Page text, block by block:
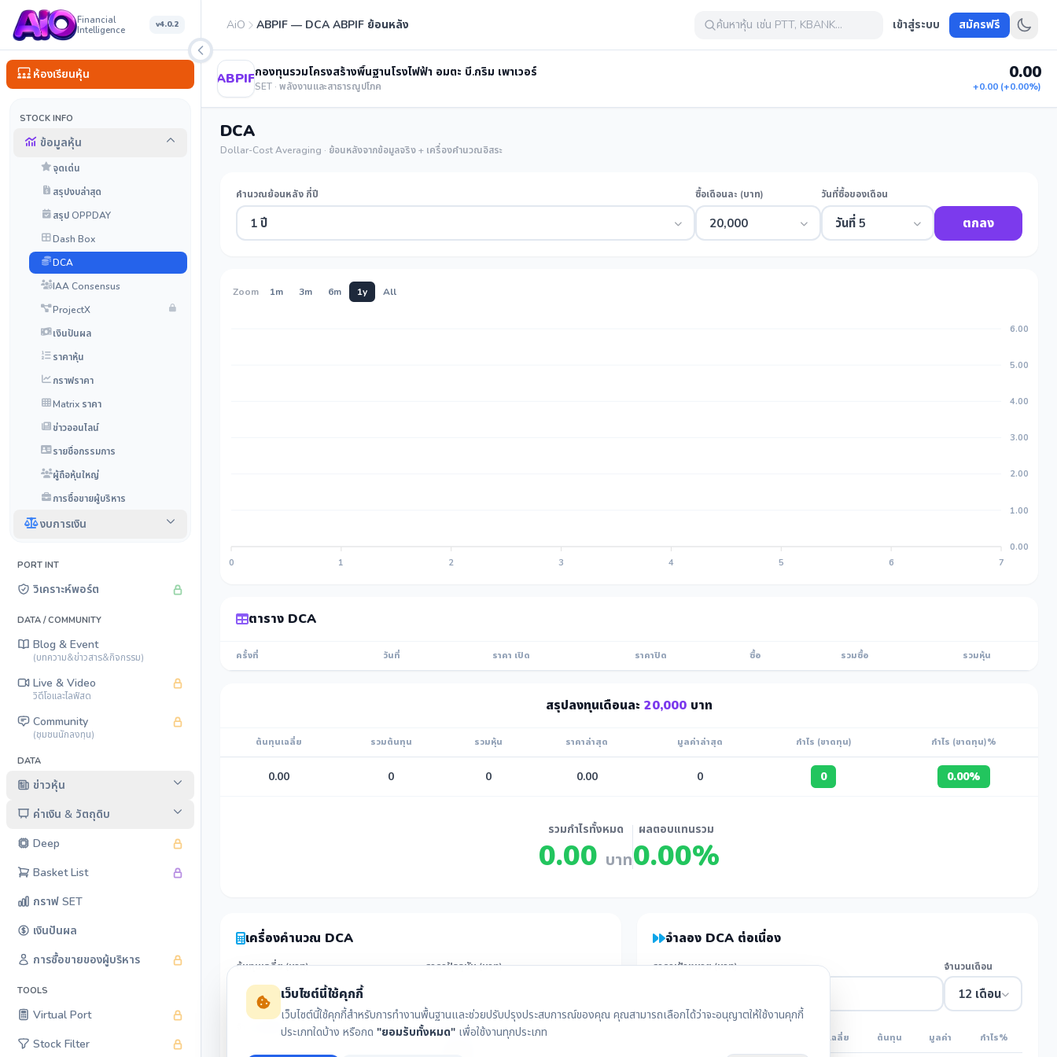
Financial
Intelligence
v4.0.2
ห้องเรียนหุ้น
STOCK INFO
ข้อมูลหุ้น
จุดเด่น
สรุปงบล่าสุด
สรุป OPPDAY
Dash Box
DCA
IAA Consensus
ProjectX
เงินปันผล
ราคาหุ้น
กราฟราคา
Matrix ราคา
ข่าวออนไลน์
รายชื่อกรรมการ
ผู้ถือหุ้นใหญ่
การซื้อขายผู้บริหาร
งบการเงิน
PORT INT
วิเคราะห์พอร์ต
DATA / COMMUNITY
Blog & Event
(บทความ&ข่าวสาร&กิจกรรม)
Live & Video
วิดีโอและไลฟ์สด
Community
(ชุมชนนักลงทุน)
DATA
ข่าวหุ้น
ค่าเงิน & วัตถุดิบ
Deep
Basket List
กราฟ SET
เงินปันผล
การซื้อขายของผู้บริหาร
TOOLS
Virtual Port
Stock Filter
AiO ABPIF — DCA ABPIF ย้อนหลัง ค้นหาหุ้น เช่น PTT, KBANK... เข้าสู่ระบบ สมัครฟรี
ABPIFกองทุนรวมโครงสร้างพื้นฐานโรงไฟฟ้า อมตะ บี.กริม เพาเวอร์
SET · พลังงานและสาธารณูปโภค
0.00
+0.00 (+0.00%)
DCA
Dollar-Cost Averaging · ย้อนหลังจากข้อมูลจริง + เครื่องคำนวณอิสระ
คำนวณย้อนหลัง กี่ปี
1 ปี
ซื้อเดือนละ (บาท)
20,000
วันที่ซื้อของเดือน
วันที่ 5 ตกลง
Zoom 1m 3m 6m 1y All
6.00
5.00
4.00
3.00
2.00
1.00
0.00
0 1 2 3 4 5 6 7
ตาราง DCA
ครั้งที่ วันที่ ราคา เปิด ราคาปิด ซื้อ รวมซื้อ รวมหุ้น
สรุปลงทุนเดือนละ 20,000 บาท
ต้นทุนเฉลี่ย รวมต้นทุน รวมหุ้น ราคาล่าสุด มูลค่าล่าสุด กำไร (ขาดทุน) กำไร (ขาดทุน)%
0.00 0 0 0.00 0 0 0.00%
รวมกำไรทั้งหมด
0.00 บาท
ผลตอบแทนรวม
0.00%
เครื่องคำนวณ DCA
ต้นทุนเฉลี่ย (บาท) ราคาปัจจุบัน (บาท)
จำนวนหุ้นที่มี เงินที่จะซื้อเพิ่ม (บาท)
จำลอง DCA ต่อเนื่อง
ราคาเป้าหมาย (บาท) จำนวนเดือน
12 เดือน
เฉลี่ย ต้นทุน มูลค่า กำไร%
เว็บไซต์นี้ใช้คุกกี้
เว็บไซต์นี้ใช้คุกกี้สำหรับการทำงานพื้นฐานและช่วยปรับปรุงประสบการณ์ของคุณ คุณสามารถเลือกได้ว่าจะอนุญาตให้ใช้งานคุกกี้
ประเภทใดบ้าง หรือกด "ยอมรับทั้งหมด" เพื่อใช้งานทุกประเภท